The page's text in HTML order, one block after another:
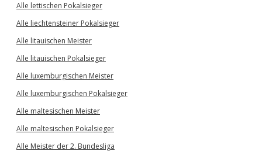
Alle lettischen Pokalsieger
Alle liechtensteiner Pokalsieger
Alle litauischen Meister
Alle litauischen Pokalsieger
Alle luxemburgischen Meister
Alle luxemburgischen Pokalsieger
Alle maltesischen Meister
Alle maltesischen Pokalsieger
Alle Meister der 2. Bundesliga